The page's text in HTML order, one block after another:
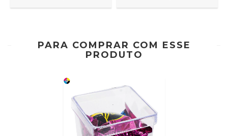
PARA COMPRAR COM ESSE
PRODUTO